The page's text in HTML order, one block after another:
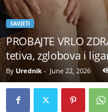
SAVJETI
PROBAJTE VRLO
tetiva, zglobova i
By Urednik - June 22, 2026